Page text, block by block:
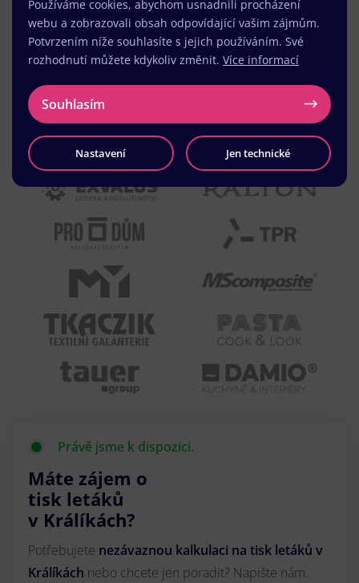
Právě jsme k dispozici.
Máte zájem o
tisk letáků
v Králíkách?
Potřebujete nezávaznou kalkulaci na tisk letáků v
Králíkách nebo chcete jen poradit? Napište nám.
Používáme cookies, abychom usnadnili procházení
webu a zobrazovali obsah odpovídající vašim zájmům.
Potvrzením níže souhlasíte s jejich používáním. Své
rozhodnutí můžete kdykoliv změnit. Více informací
Souhlasím
Nastavení Jen technické